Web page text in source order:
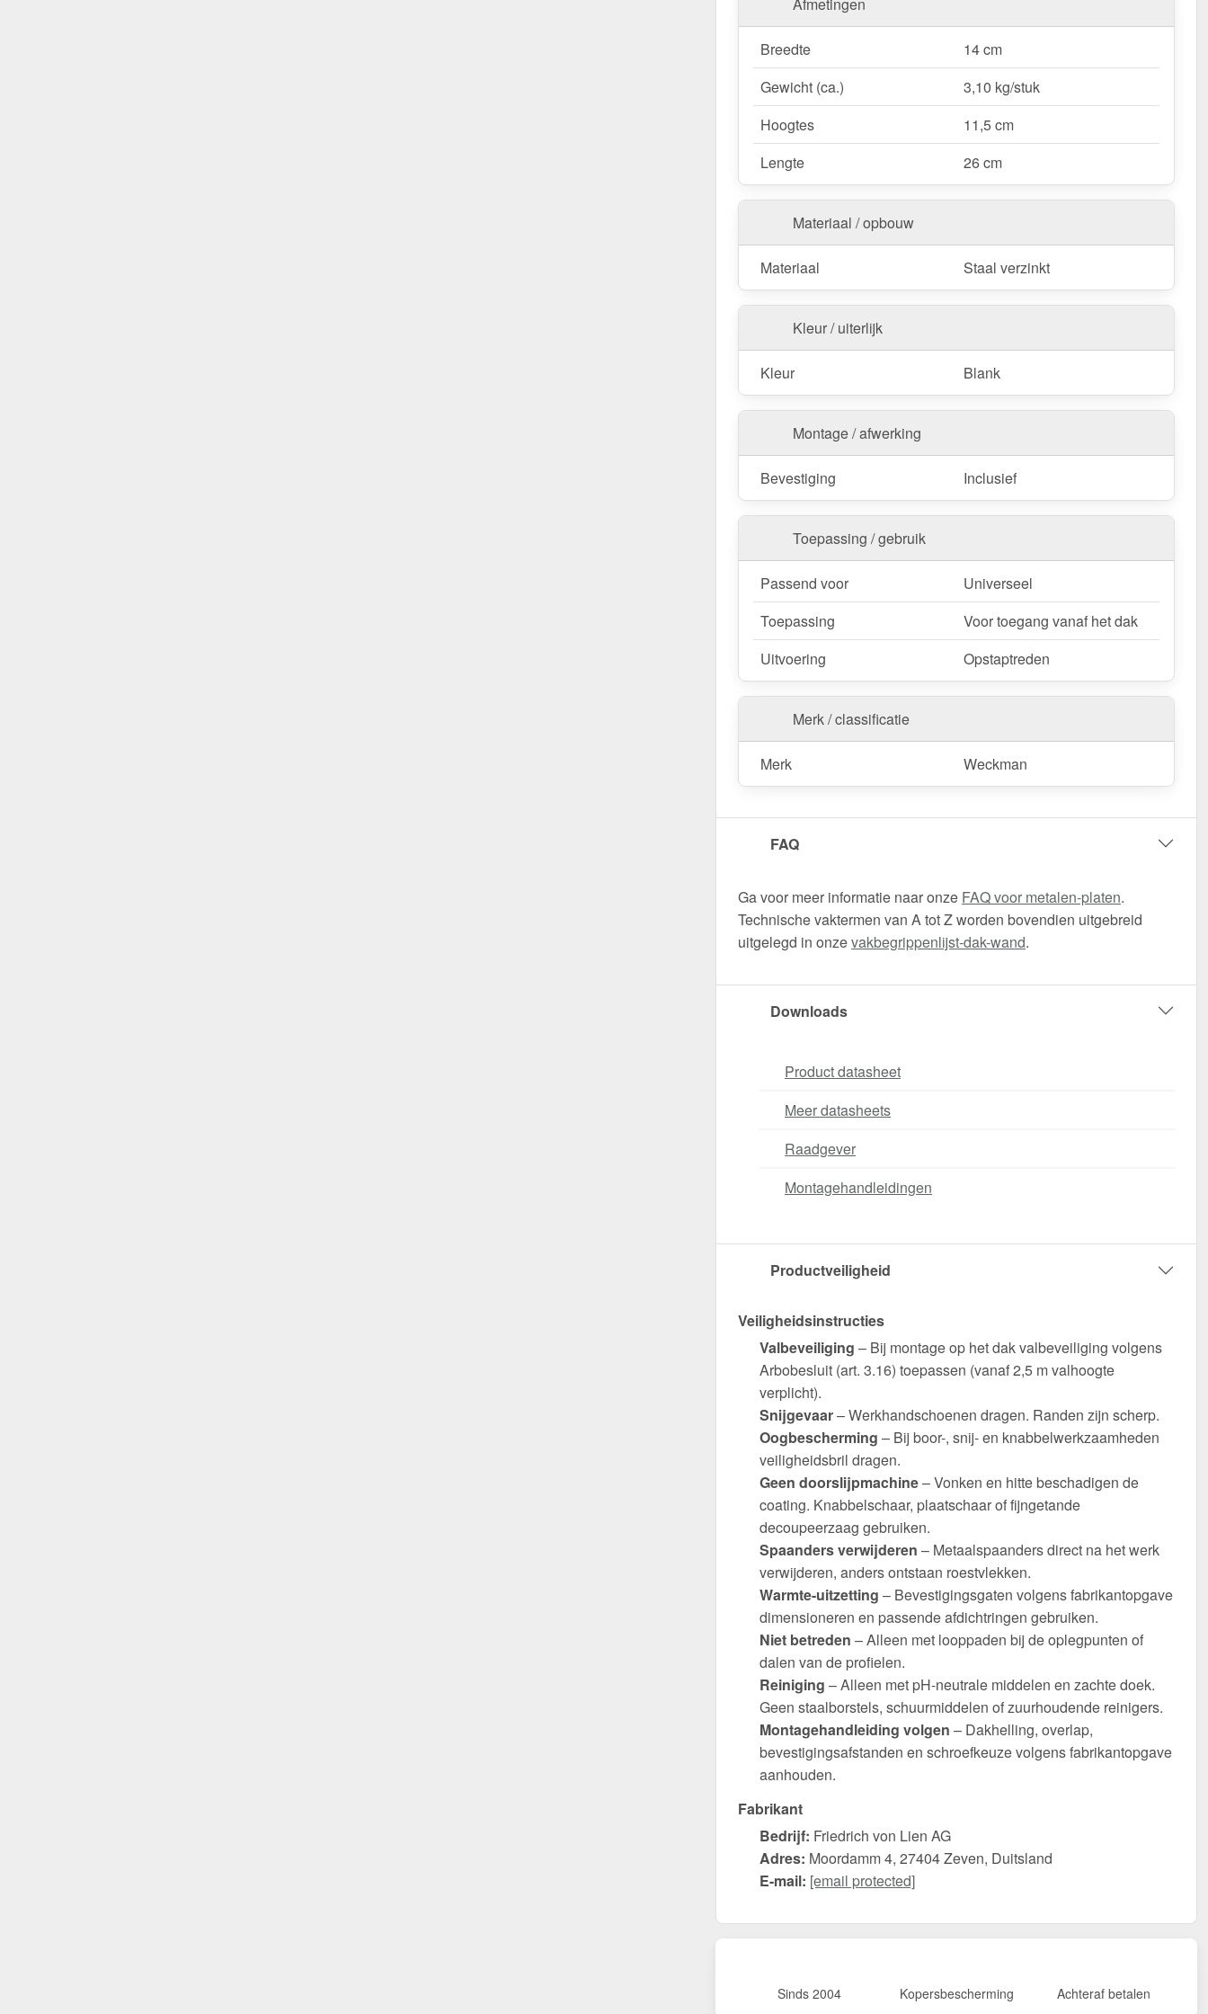
Breedte
14 cm
Gewicht (ca.)
3,10 kg/stuk
Hoogtes
11,5 cm
Lengte
26 cm
Materiaal / opbouw
Materiaal Staal verzinkt
Kleur / uiterlijk
Kleur Blank
Montage / afwerking
Bevestiging Inclusief
Toepassing / gebruik
Passend voor
Universeel
Toepassing
Voor toegang vanaf het dak
Uitvoering
Opstaptreden
Merk / classificatie
Merk Weckman
FAQ
Ga voor meer informatie naar onze FAQ voor metalen-platen.
Technische vaktermen van A tot Z worden bovendien uitgebreid
uitgelegd in onzevakbegrippenlijst-dak-wand.
Downloads
Product datasheet
Meer datasheets
Raadgever
Montagehandleidingen
Productveiligheid
Veiligheidsinstructies
Valbeveiliging – Bij montage op het dak valbeveiliging volgens
Arbobesluit (art. 3.16) toepassen (vanaf 2,5 m valhoogte
verplicht).
Snijgevaar– Werkhandschoenen dragen. Randen zijn scherp.
Oogbescherming – Bij boor-, snij- en knabbelwerkzaamheden
veiligheidsbril dragen.
Geen doorslijpmachine– Vonken en hitte beschadigen de
coating. Knabbelschaar, plaatschaar of fijngetande
decoupeerzaag gebruiken.
Spaanders verwijderen – Metaalspaanders direct na het werk
verwijderen, anders ontstaan roestvlekken.
Warmte-uitzetting – Bevestigingsgaten volgens fabrikantopgave
dimensioneren en passende afdichtringen gebruiken.
Niet betreden – Alleen met looppaden bij de oplegpunten of
dalen van de profielen.
Reiniging – Alleen met pH-neutrale middelen en zachte doek.
Geen staalborstels, schuurmiddelen of zuurhoudende reinigers.
Montagehandleiding volgen – Dakhelling, overlap,
bevestigingsafstanden en schroefkeuze volgens fabrikantopgave
aanhouden.
Fabrikant
Bedrijf: Friedrich von Lien AG
Adres: Moordamm 4, 27404 Zeven, Duitsland
E-mail: [email protected]
Sinds 2004 Kopersbescherming Achteraf betalen